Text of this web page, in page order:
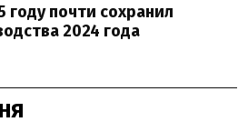
году почти сохранил
2024 года